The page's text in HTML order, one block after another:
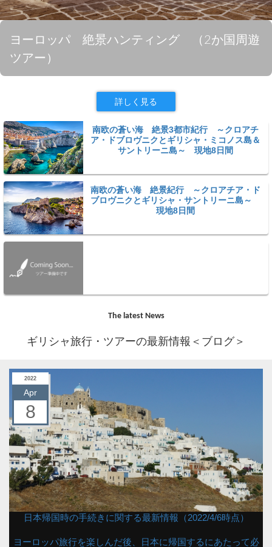
ヨーロッパ 絶景ハンティング （2か国周遊
ツアー）
詳しく見る
南欧の蒼い海 絶景3都市紀行 ～クロアチ
ア・ドブロヴニクとギリシャ・ミコノス島＆
サントリーニ島～ 現地8日間
南欧の蒼い海 絶景紀行 ～クロアチア・ド
ブロヴニクとギリシャ・サントリーニ島～
現地8日間
The latest News
ギリシャ旅行・ツアーの最新情報＜ブログ＞
2022
Apr
8
日本帰国時の手続きに関する最新情報（2022/4/6時点）
ヨーロッパ旅行を楽しんだ後、日本に帰国するにあたって必